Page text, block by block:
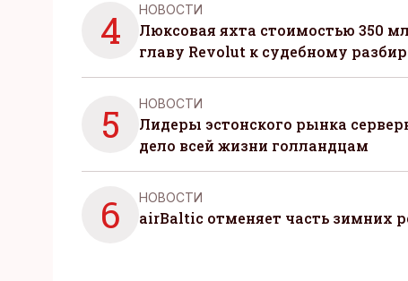
4 НОВОСТИ
Люксовая яхта стоимостью 350
главу Revolut к судебному
5 НОВОСТИ
Лидеры эстонского рынка
дело всей жизни голландцам
6 НОВОСТИ
airBaltic отменяет часть зимних